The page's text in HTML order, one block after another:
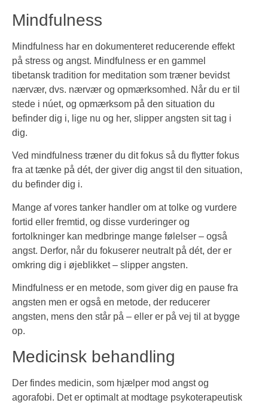
Mindfulness
Mindfulness har en dokumenteret reducerende effekt
på stress og angst. Mindfulness er en gammel
tibetansk tradition for meditation som træner bevidst
nærvær, dvs. nærvær og opmærksomhed. Når du er til
stede i núet, og opmærksom på den situation du
befinder dig i, lige nu og her, slipper angsten sit tag i
dig.
Ved mindfulness træner du dit fokus så du flytter fokus
fra at tænke på dét, der giver dig angst til den situation,
du befinder dig i.
Mange af vores tanker handler om at tolke og vurdere
fortid eller fremtid, og disse vurderinger og
fortolkninger kan medbringe mange følelser – også
angst. Derfor, når du fokuserer neutralt på dét, der er
omkring dig i øjeblikket – slipper angsten.
Mindfulness er en metode, som giver dig en pause fra
angsten men er også en metode, der reducerer
angsten, mens den står på – eller er på vej til at bygge
op.
Medicinsk behandling
Der findes medicin, som hjælper mod angst og
agorafobi. Det er optimalt at modtage psykoterapeutisk